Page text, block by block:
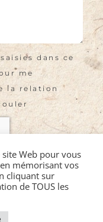
dans ce
me
la relation
Web pour vous
mémorisant vos
cliquant sur
de TOUS les